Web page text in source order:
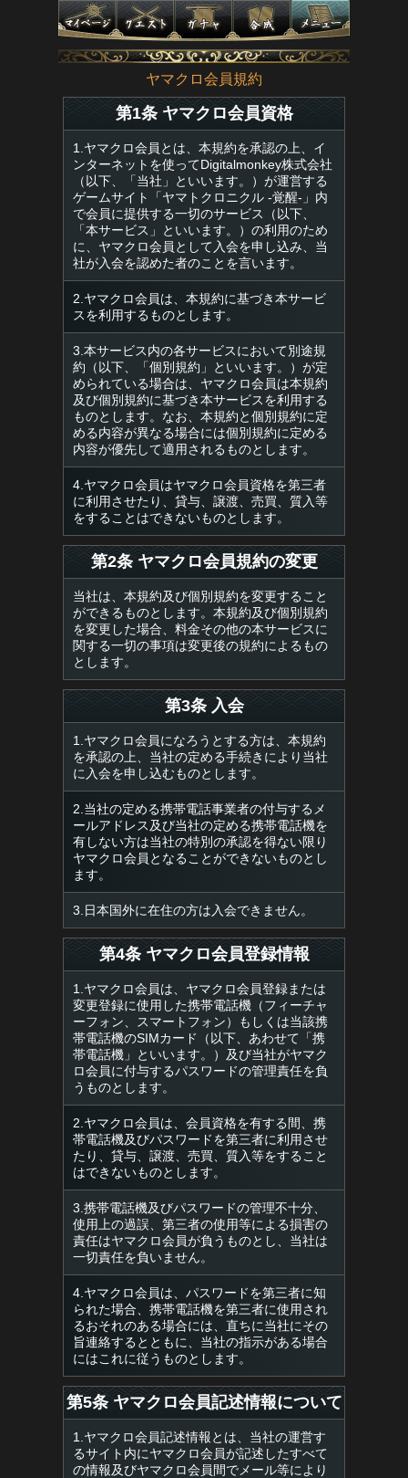
ヤマクロ会員規約
第1条 ヤマクロ会員資格
1.ヤマクロ会員とは、本規約を承認の上、イ
ンターネットを使ってDigitalmonkey株式会社
（以下、「当社」といいます。）が運営する
ゲームサイト「ヤマトクロニクル -覚醒-」内
で会員に提供する一切のサービス（以下、
「本サービス」といいます。）の利用のため
に、ヤマクロ会員として入会を申し込み、当
社が入会を認めた者のことを言います。
2.ヤマクロ会員は、本規約に基づき本サービ
スを利用するものとします。
3.本サービス内の各サービスにおいて別途規
約（以下、「個別規約」といいます。）が定
められている場合は、ヤマクロ会員は本規約
及び個別規約に基づき本サービスを利用する
ものとします。なお、本規約と個別規約に定
める内容が異なる場合には個別規約に定める
内容が優先して適用されるものとします。
4.ヤマクロ会員はヤマクロ会員資格を第三者
に利用させたり、貸与、譲渡、売買、質入等
をすることはできないものとします。
第2条 ヤマクロ会員規約の変更
当社は、本規約及び個別規約を変更すること
ができるものとします。本規約及び個別規約
を変更した場合、料金その他の本サービスに
関する一切の事項は変更後の規約によるもの
とします。
第3条 入会
1.ヤマクロ会員になろうとする方は、本規約
を承認の上、当社の定める手続きにより当社
に入会を申し込むものとします。
2.当社の定める携帯電話事業者の付与するメ
ールアドレス及び当社の定める携帯電話機を
有しない方は当社の特別の承認を得ない限り
ヤマクロ会員となることができないものとし
ます。
3.日本国外に在住の方は入会できません。
第4条 ヤマクロ会員登録情報
1.ヤマクロ会員は、ヤマクロ会員登録または
変更登録に使用した携帯電話機（フィーチャ
ーフォン、スマートフォン）もしくは当該携
帯電話機のSIMカード（以下、あわせて「携
帯電話機」といいます。）及び当社がヤマク
ロ会員に付与するパスワードの管理責任を負
うものとします。
2.ヤマクロ会員は、会員資格を有する間、携
帯電話機及びパスワードを第三者に利用させ
たり、貸与、譲渡、売買、質入等をすること
はできないものとします。
3.携帯電話機及びパスワードの管理不十分、
使用上の過誤、第三者の使用等による損害の
責任はヤマクロ会員が負うものとし、当社は
一切責任を負いません。
4.ヤマクロ会員は、パスワードを第三者に知
られた場合、携帯電話機を第三者に使用され
るおそれのある場合には、直ちに当社にその
旨連絡するとともに、当社の指示がある場合
にはこれに従うものとします。
第5条 ヤマクロ会員記述情報について
1.ヤマクロ会員記述情報とは、当社の運営す
るサイト内にヤマクロ会員が記述したすべて
の情報及びヤマクロ会員間でメール等により